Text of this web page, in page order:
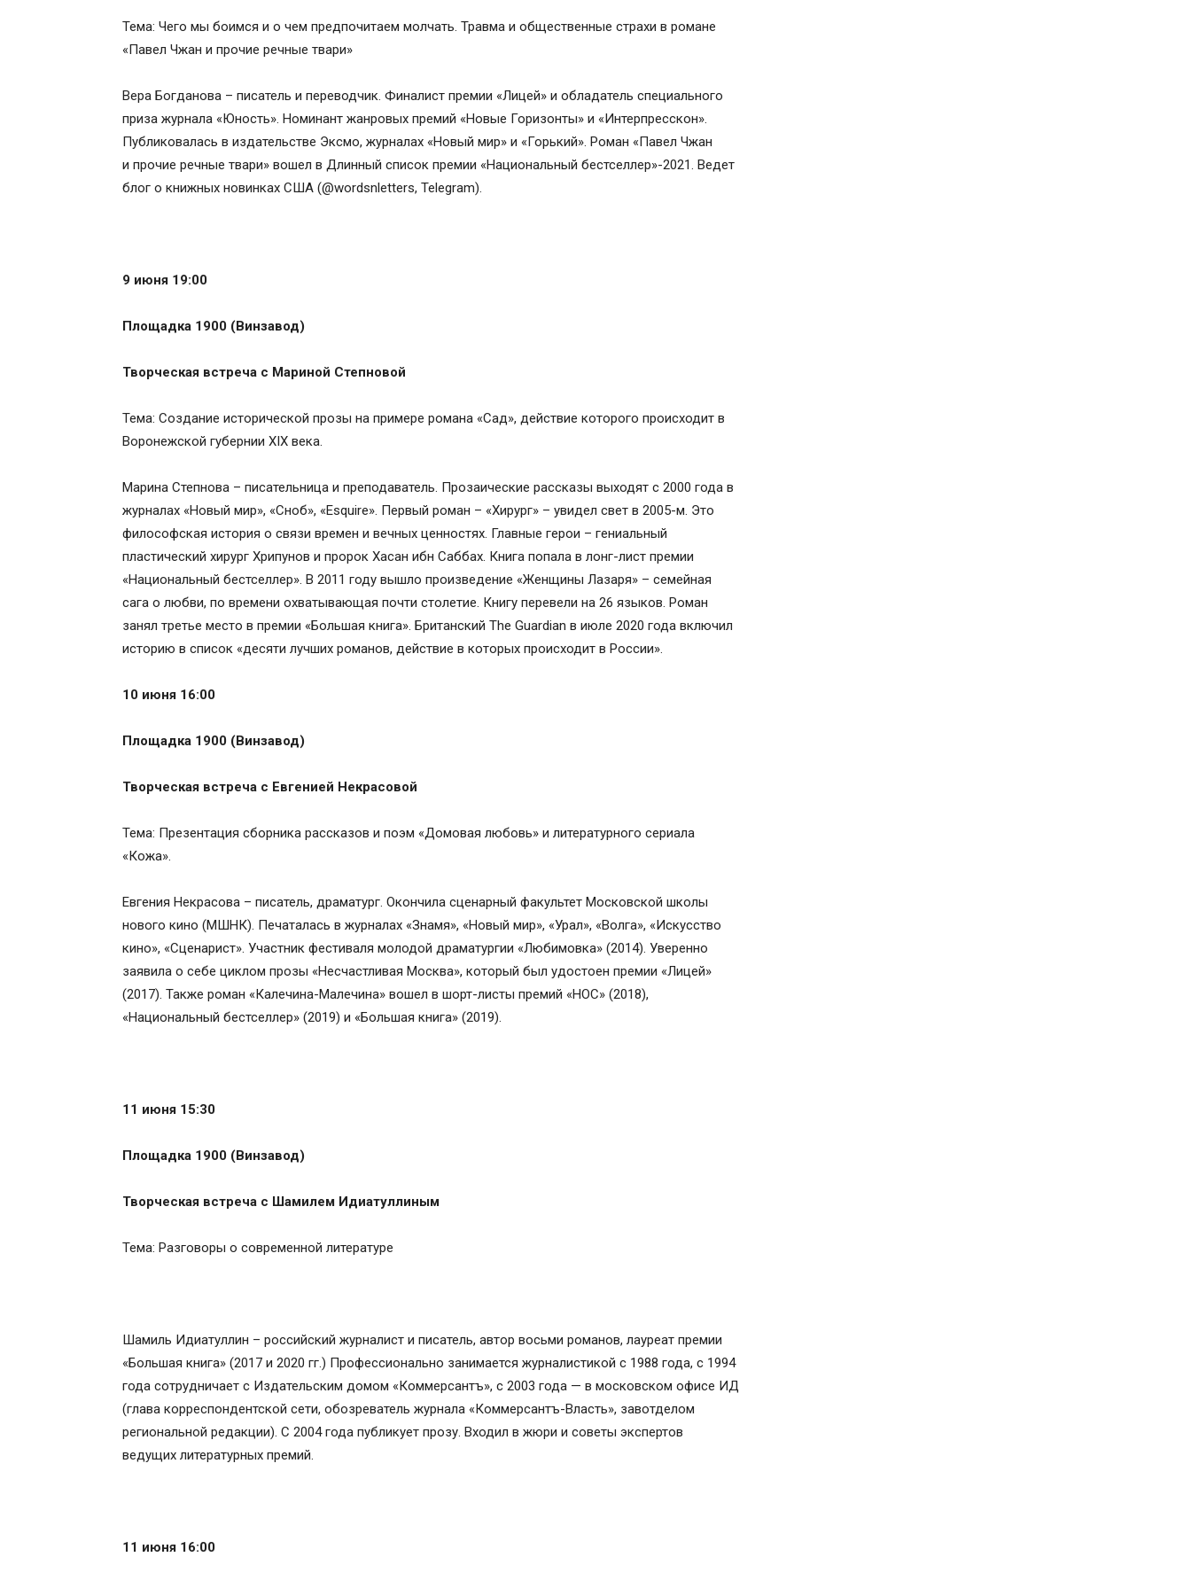
Тема: Чего мы боимся и о чем предпочитаем молчать. Травма и общественные страхи в романе
«Павел Чжан и прочие речные твари»
Вера Богданова – писатель и переводчик. Финалист премии «Лицей» и обладатель специального
приза журнала «Юность». Номинант жанровых премий «Новые Горизонты» и «Интерпресскон».
Публиковалась в издательстве Эксмо, журналах «Новый мир» и «Горький». Роман «Павел Чжан
и прочие речные твари» вошел в Длинный список премии «Национальный бестселлер»-2021. Ведет
блог о книжных новинках США (@wordsnletters, Telegram).
9 июня 19:00
Площадка 1900 (Винзавод)
Творческая встреча с Мариной Степновой
Тема: Создание исторической прозы на примере романа «Сад», действие которого происходит в
Воронежской губернии XIX века.
Марина Степнова – писательница и преподаватель. Прозаические рассказы выходят с 2000 года в
журналах «Новый мир», «Сноб», «Esquire». Первый роман – «Хирург» – увидел свет в 2005-м. Это
философская история о связи времен и вечных ценностях. Главные герои – гениальный
пластический хирург Хрипунов и пророк Хасан ибн Саббах. Книга попала в лонг-лист премии
«Национальный бестселлер». В 2011 году вышло произведение «Женщины Лазаря» – семейная
сага о любви, по времени охватывающая почти столетие. Книгу перевели на 26 языков. Роман
занял третье место в премии «Большая книга». Британский The Guardian в июле 2020 года включил
историю в список «десяти лучших романов, действие в которых происходит в России».
10 июня 16:00
Площадка 1900 (Винзавод)
Творческая встреча с Евгенией Некрасовой
Тема: Презентация сборника рассказов и поэм «Домовая любовь» и литературного сериала
«Кожа».
Евгения Некрасова – писатель, драматург. Окончила сценарный факультет Московской школы
нового кино (МШНК). Печаталась в журналах «Знамя», «Новый мир», «Урал», «Волга», «Искусство
кино», «Сценарист». Участник фестиваля молодой драматургии «Любимовка» (2014). Уверенно
заявила о себе циклом прозы «Несчастливая Москва», который был удостоен премии «Лицей»
(2017). Также роман «Калечина-Малечина» вошел в шорт-листы премий «НОС» (2018),
«Национальный бестселлер» (2019) и «Большая книга» (2019).
11 июня 15:30
Площадка 1900 (Винзавод)
Творческая встреча с Шамилем Идиатуллиным
Тема: Разговоры о современной литературе
Шамиль Идиатуллин – российский журналист и писатель, автор восьми романов, лауреат премии
«Большая книга» (2017 и 2020 гг.) Профессионально занимается журналистикой с 1988 года, с 1994
года сотрудничает с Издательским домом «Коммерсантъ», с 2003 года — в московском офисе ИД
(глава корреспондентской сети, обозреватель журнала «Коммерсантъ-Власть», завотделом
региональной редакции). С 2004 года публикует прозу. Входил в жюри и советы экспертов
ведущих литературных премий.
11 июня 16:00